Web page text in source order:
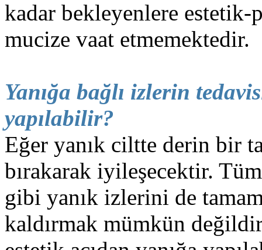
belirleniyor.Operasyon randevunuz verildikten
mevcut olan tam donanımlı ameliyathanemizde
anlaşmalı Otel'e bir refakatçi eşliğinde otele
kadar bekleyenlere estetik-
mucize vaat etmemektedir.
Yanığa bağlı izlerin
yapılabilir?
Eğer yanık ciltte derin bir
bırakarak iyileşecektir.
gibi yanık izlerini de
kaldırmak mümkün